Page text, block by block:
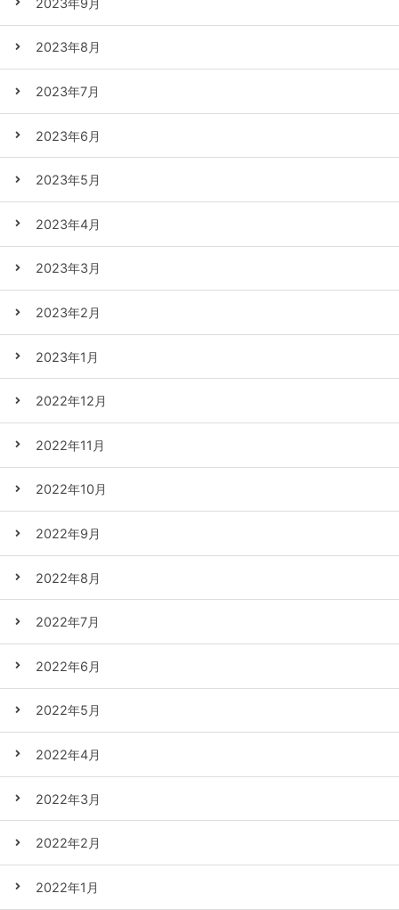
2023年8月
2023年7月
2023年6月
2023年5月
2023年4月
2023年3月
2023年2月
2023年1月
2022年12月
2022年11月
2022年10月
2022年9月
2022年8月
2022年7月
2022年6月
2022年5月
2022年4月
2022年3月
2022年2月
2022年1月